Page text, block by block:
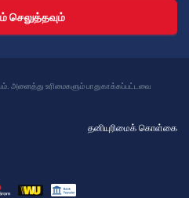
செலுத்தவும்
அனைத்து உரிமைகளும் பாதுகாக்கப்பட்டவை
தனியுரிமைக் கொள்கை